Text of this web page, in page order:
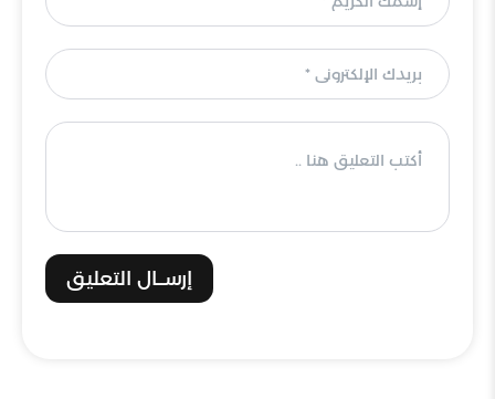
إرســال التعليق